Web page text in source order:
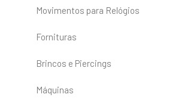
Movimentos para Relógios
Fornituras
Brincos e Piercings
Máquinas